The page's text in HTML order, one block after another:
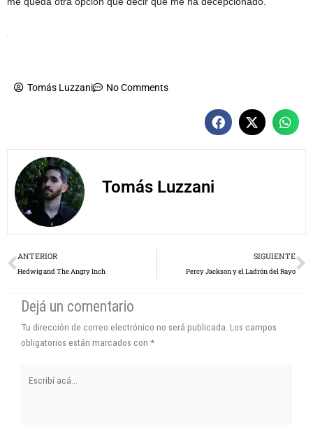
Tomás Luzzani No Comments
Tomás Luzzani
Prev
ANTERIOR
Hedwig and The Angry Inch
SIGUIENTE
Percy Jackson y el Ladrón del Rayo
Dejá un comentario
Tu dirección de correo electrónico no será publicada. Los campos
obligatorios están marcados con *
acá...